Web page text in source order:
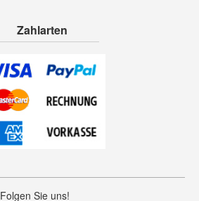
Zahlarten
Folgen Sie uns!